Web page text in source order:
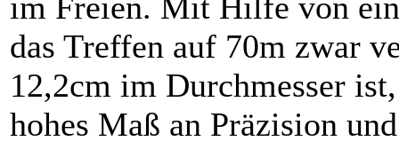
das Treffen auf 70m zwar
12,2cm im Durchmesser
hohes Maß an Präzision